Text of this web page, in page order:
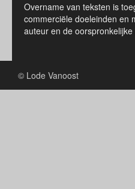
Overname van teksten is
commerciële doeleinden en
auteur en de
© Lode Vanoost